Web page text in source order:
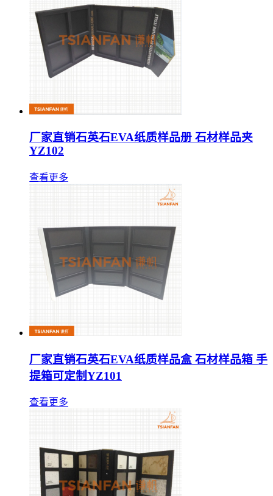
厂家直销石英石EVA纸质样品册 石材样品夹
YZ102
查看更多
厂家直销石英石EVA纸质样品盒 石材样品箱 手
提箱可定制YZ101
查看更多